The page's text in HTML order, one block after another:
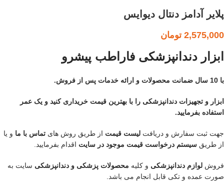
پلایر آدامز دنتال دیوایس
2,575,000 تومان
ابزار دندانپزشکی فاراطب پیشرو
با 10 سال ضمانت محصولات و ارائه خدمات پس از فروش.
ابزار و تجهیزات دندانپزشکی را با بهترین قیمت خریداری کنید و یک عمر
استفاده بفرمایید.
جهت ثبت سفارش و دریافت لیست قیمت از طریق روش های تماس با ما و یا
از طریق سیستم درخواست قیمت موجود در سایت اقدام بفرمایید.
فروش لوازم دندانپزشکی و کلیه محصولات پزشکی و دندانپزشکی سایت به
صورت عمده و تکی قابل انجام می باشد.